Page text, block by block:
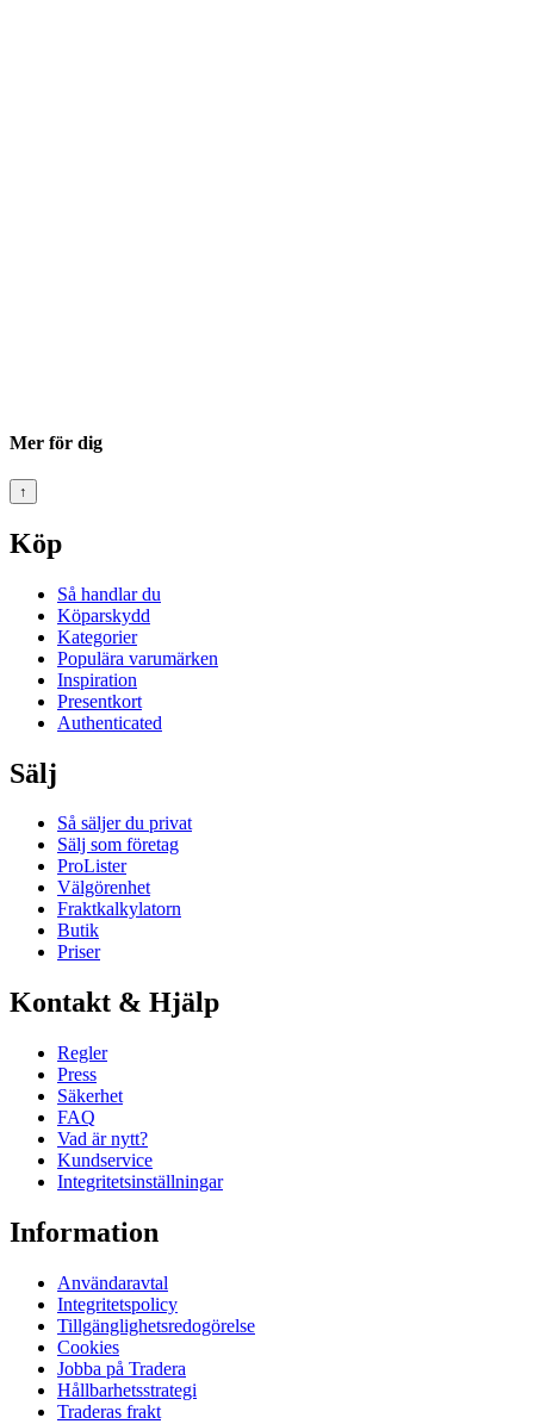
Mer för dig
↑
Köp
Så handlar du
Köparskydd
Kategorier
Populära varumärken
Inspiration
Presentkort
Authenticated
Sälj
Så säljer du privat
Sälj som företag
ProLister
Välgörenhet
Fraktkalkylatorn
Butik
Priser
Kontakt & Hjälp
Regler
Press
Säkerhet
FAQ
Vad är nytt?
Kundservice
Integritetsinställningar
Information
Användaravtal
Integritetspolicy
Tillgänglighetsredogörelse
Cookies
Jobba på Tradera
Hållbarhetsstrategi
Traderas frakt